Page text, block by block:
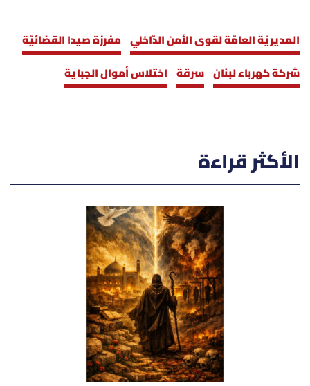
المديريّة العامّة لقوى الأمن الدّاخلي مفرزة صيدا القضائيّة
شركة كهرباء لبنان سرقة اختلاس أموال الجباية
الأكثر قراءة